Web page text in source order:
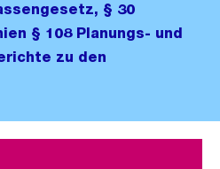
§ 30
§ 108 Planungs- und
zu den